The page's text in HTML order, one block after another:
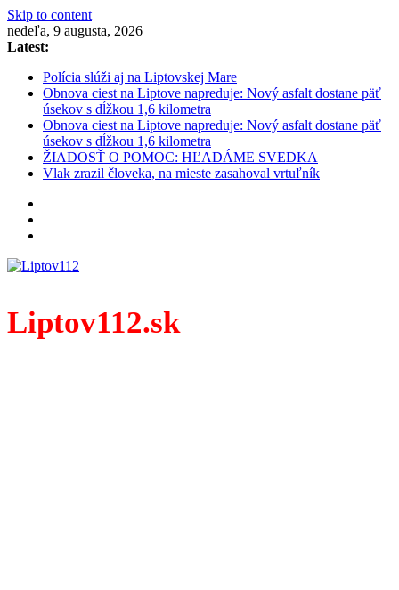
Skip to content
nedeľa, 9 augusta, 2026
Latest:
Polícia slúži aj na Liptovskej Mare
Obnova ciest na Liptove napreduje: Nový asfalt dostane päť
úsekov s dĺžkou 1,6 kilometra
Obnova ciest na Liptove napreduje: Nový asfalt dostane päť
úsekov s dĺžkou 1,6 kilometra
ŽIADOSŤ O POMOC: HĽADÁME SVEDKA
Vlak zrazil človeka, na mieste zasahoval vrtuľník
Liptov112.sk